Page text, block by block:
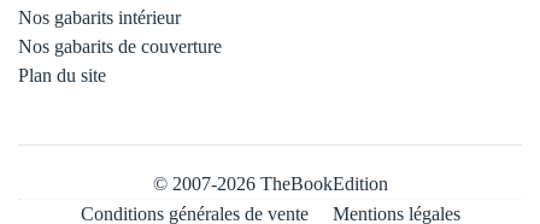
Nos gabarits intérieur
Nos gabarits de couverture
Plan du site
© 2007-2026 TheBookEdition
Conditions générales de vente
Mentions légales